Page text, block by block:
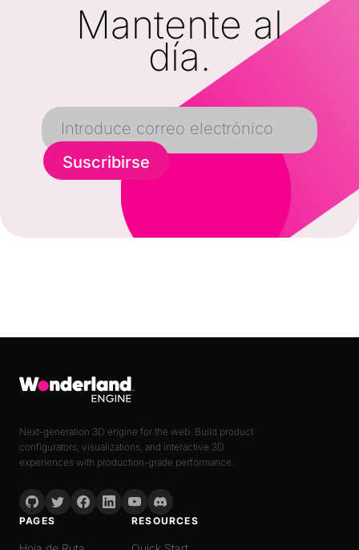
Mantente al
día.
Suscribirse
Next-generation 3D engine for the web. Build product
configurators, visualizations, and interactive 3D
experiences with production-grade performance.
PAGES RESOURCES